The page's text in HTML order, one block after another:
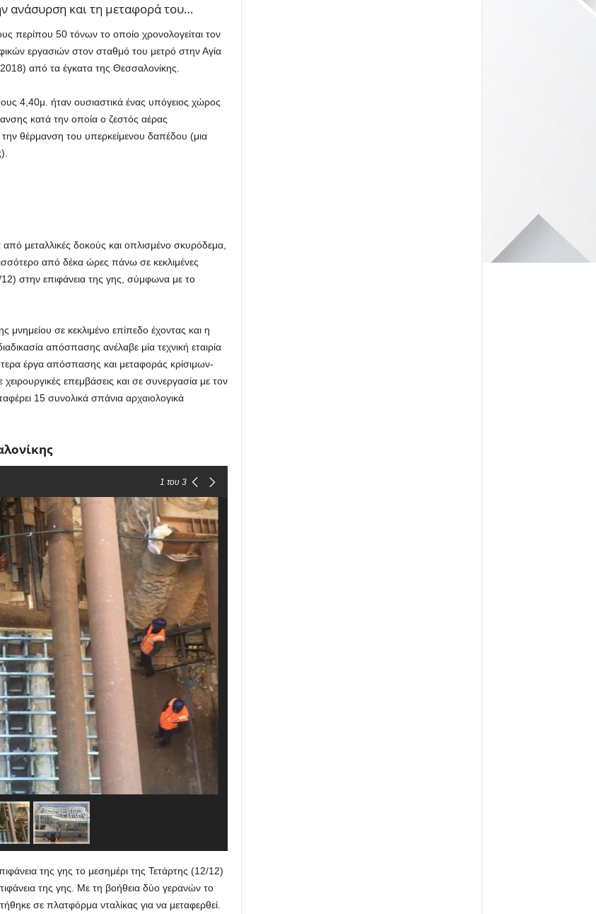
ανάσυρση και τη μεταφορά του…
περίπου 50 τόνων το οποίο χρονολογείται τον
εργασιών στον σταθμό του μετρό στην Αγία
από τα έγκατα της Θεσσαλονίκης.
4,40μ. ήταν ουσιαστικά ένας υπόγειος χώρος
κατά την οποία ο ζεστός αέρας
θέρμανση του υπερκείμενου δαπέδου (μια
μεταλλικές δοκούς και οπλισμένο σκυρόδεμα,
από δέκα ώρες πάνω σε κεκλιμένες
στην επιφάνεια της γης, σύμφωνα με το
σε κεκλιμένο επίπεδο έχοντας και η
απόσπασης ανέλαβε μία τεχνική εταιρία
έργα απόσπασης και μεταφοράς κρίσιμων-
επεμβάσεις και σε συνεργασία με τον
15 συνολικά σπάνια αρχαιολογικά
1 του 3
της γης το μεσημέρι της Τετάρτης (12/12)
της γης. Με τη βοήθεια δύο γερανών το
σε πλατφόρμα νταλίκας για να μεταφερθεί.